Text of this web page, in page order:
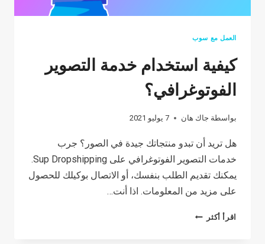
العمل مع سوب
كيفية استخدام خدمة التصوير
الفوتوغرافي؟
بواسطة جاك هان 7 يوليو 2021
هل تريد أن تبدو منتجاتك جيدة في الصور؟ جرب
خدمات التصوير الفوتوغرافي على Sup Dropshipping.
يمكنك تقديم الطلب بنفسك، أو الاتصال بوكيلك للحصول
على مزيد من المعلومات. اذا أنت…
اقرأ أكثر
كيفية